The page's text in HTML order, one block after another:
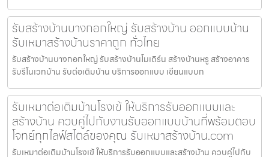
รับสร้างบ้านบางกอกใหญ่ รับสร้างบ้าน ออกแบบบ้าน
รับเหมาสร้างบ้านราคาถูก ทั่วไทย
รับสร้างบ้านบางกอกใหญ่ รับสร้างบ้านโมเดิร์น สร้างบ้านหรู สร้างอาคาร
รับรีโนเวทบ้าน รับต่อเติมบ้าน บริการออกแบบ เขียนแบบก
รับเหมาต่อเติมบ้านโรงเข้ ให้บริการรับออกแบบและ
สร้างบ้าน ควบคู่ไปกับงานรับออกแบบบ้านที่พร้อมตอบ
โจทย์ทุกไลฟ์สไตล์ของคุณ รับเหมาสร้างบ้าน.com
รับเหมาต่อเติมบ้านโรงเข้ ให้บริการรับออกแบบและสร้างบ้าน ควบคู่ไปกับ